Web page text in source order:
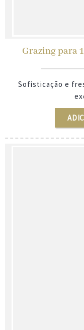
Grazing para
Sofisticação e